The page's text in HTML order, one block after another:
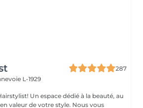
287
L-1929
Un espace dédié à la beauté, au
de votre style. Nous vous